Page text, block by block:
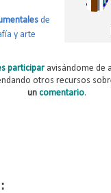
de
y arte
participaravisándome de
otros recursos
un comentario.